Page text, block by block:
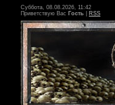
Суббота, 08.08.2026, 11:42
Приветствую Вас Гость RSS